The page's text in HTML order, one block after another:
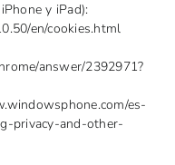
y iPad):
en/cookies.html
answer/2392971?
es-
privacy-and-other-